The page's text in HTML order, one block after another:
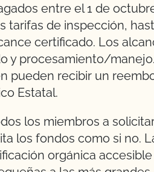
entre el 1 de
tarifas de inspección,
certificado. Los
y procesamiento/
pueden recibir un
Estatal.
los miembros a
los fondos como si no.
orgánica